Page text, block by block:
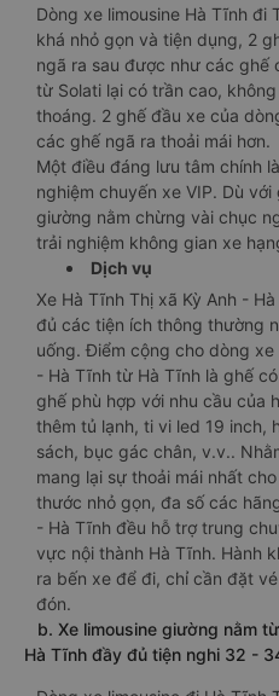
Dòng xe limousine Hà Tĩnh đi
khá nhỏ gọn và tiện dụng, 2
ngã ra sau được như các ghế
từ Solati lại có trần cao,
thoáng. 2 ghế đầu xe của
các ghế ngã ra thoải mái hơn.
Một điều đáng lưu tâm chính
nghiệm chuyến xe VIP. Dù
giường nằm chừng vài chục
trải nghiệm không gian xe
Dịch vụ
Xe Hà Tĩnh Thị xã Kỳ Anh -
đủ các tiện ích thông thường
uống. Điểm cộng cho dòng xe
- Hà Tĩnh từ Hà Tĩnh là ghế
ghế phù hợp với nhu cầu của
thêm tủ lạnh, ti vi led 19 inch,
sách, bục gác chân, v.v..
mang lại sự thoải mái nhất
thước nhỏ gọn, đa số các
- Hà Tĩnh đều hỗ trợ trung
vực nội thành Hà Tĩnh. Hành
ra bến xe để đi, chỉ cần đặt
đón.
b. Xe limousine giường nằm
Hà Tĩnh đầy đủ tiện nghi 32 -